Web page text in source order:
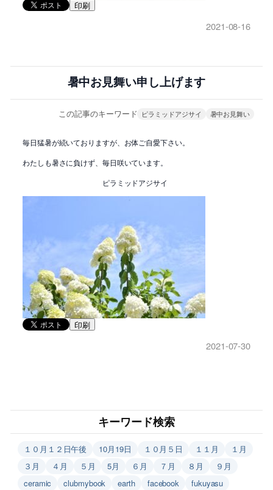
印刷
2021-08-16
暑中お見舞い申し上げます
この記事のキーワード ピラミッドアジサイ 暑中お見舞い
毎日猛暑が続いておりますが、お体ご自愛下さい。
わたしも暑さに負けず、毎日咲いています。
ピラミッドアジサイ
印刷
2021-07-30
キーワード検索
１０月１２日午後 10月19日 １０月５日 １１月
１月
３月
４月 ５月 5月 ６月 ７月 ８月
９月
ceramic
clubmybook earth facebook fukuyasu